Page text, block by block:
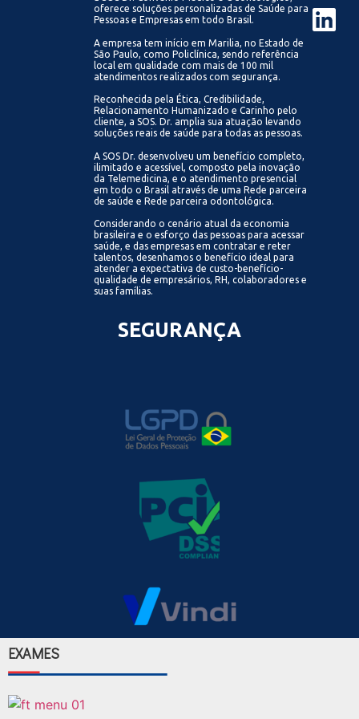
oferece soluções personalizadas de Saúde para
Pessoas e Empresas em todo Brasil.
A empresa tem início em Marilia, no Estado de
São Paulo, como Policlínica, sendo referência
local em qualidade com mais de 100 mil
atendimentos realizados com segurança.
Reconhecida pela Ética, Credibilidade,
Relacionamento Humanizado e Carinho pelo
cliente, a SOS. Dr. amplia sua atuação levando
soluções reais de saúde para todas as pessoas.
A SOS Dr. desenvolveu um benefício completo,
ilimitado e acessível, composto pela inovação
da Telemedicina, e o atendimento presencial
em todo o Brasil através de uma Rede parceira
de saúde e Rede parceira odontológica.
Considerando o cenário atual da economia
brasileira e o esforço das pessoas para acessar
saúde, e das empresas em contratar e reter
talentos, desenhamos o benefício ideal para
atender a expectativa de custo-benefício-
qualidade de empresários, RH, colaboradores e
suas famílias.
SEGURANÇA
EXAMES